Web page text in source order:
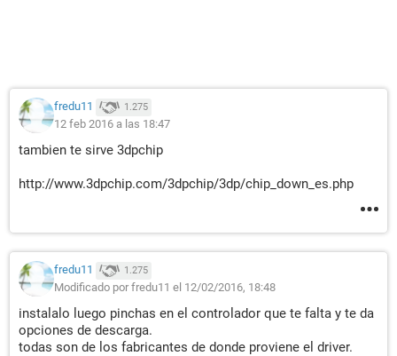
fredu11 1.275
12 feb 2016 a las 18:47
tambien te sirve 3dpchip
http://www.3dpchip.com/3dpchip/3dp/chip_down_es.php
fredu11 1.275
Modificado por fredu11 el 12/02/2016, 18:48
instalalo luego pinchas en el controlador que te falta y te da
opciones de descarga.
todas son de los fabricantes de donde proviene el driver.